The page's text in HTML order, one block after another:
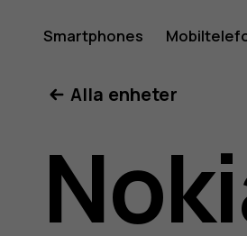
för
Smartphones
Alla enheter